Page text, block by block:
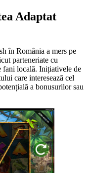
Adaptat
în România a mers pe
parteneriate cu
fani locală. Inițiativele de
care interesează cel
a bonusurilor sau